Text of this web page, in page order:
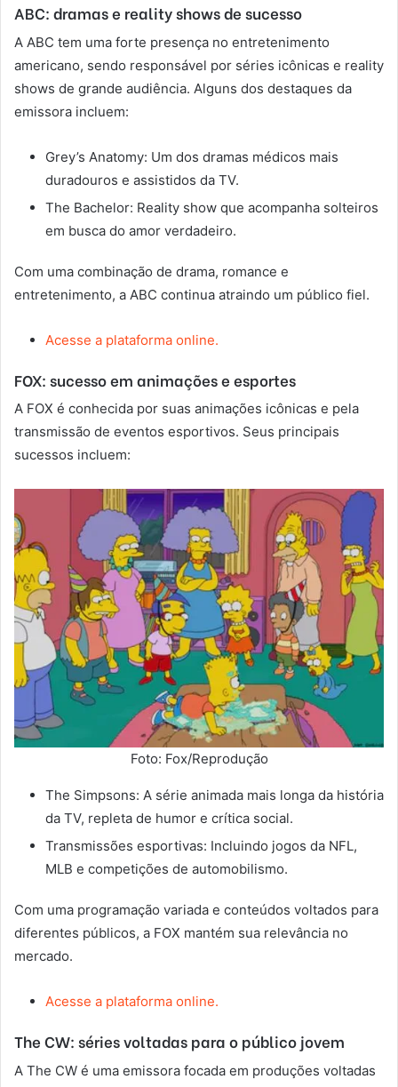
ABC: dramas e reality shows de sucesso
A ABC tem uma forte presença no entretenimento
americano, sendo responsável por séries icônicas e reality
shows de grande audiência. Alguns dos destaques da
emissora incluem:
Grey’s Anatomy: Um dos dramas médicos mais
duradouros e assistidos da TV.
The Bachelor: Reality show que acompanha solteiros
em busca do amor verdadeiro.
Com uma combinação de drama, romance e
entretenimento, a ABC continua atraindo um público fiel.
Acesse a plataforma online.
FOX: sucesso em animações e esportes
A FOX é conhecida por suas animações icônicas e pela
transmissão de eventos esportivos. Seus principais
sucessos incluem:
Foto: Fox/Reprodução
The Simpsons: A série animada mais longa da história
da TV, repleta de humor e crítica social.
Transmissões esportivas: Incluindo jogos da NFL,
MLB e competições de automobilismo.
Com uma programação variada e conteúdos voltados para
diferentes públicos, a FOX mantém sua relevância no
mercado.
Acesse a plataforma online.
The CW: séries voltadas para o público jovem
A The CW é uma emissora focada em produções voltadas